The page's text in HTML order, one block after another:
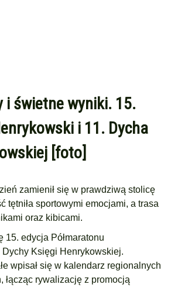
i świetne wyniki. 15.
i 11. Dycha
[foto]
zamienił się w prawdziwą stolicę
tętniła sportowymi emocjami, a trasa
oraz kibicami.
15. edycja Półmaratonu
Księgi Henrykowskiej.
wpisał się w kalendarz regionalnych
łącząc rywalizację z promocją